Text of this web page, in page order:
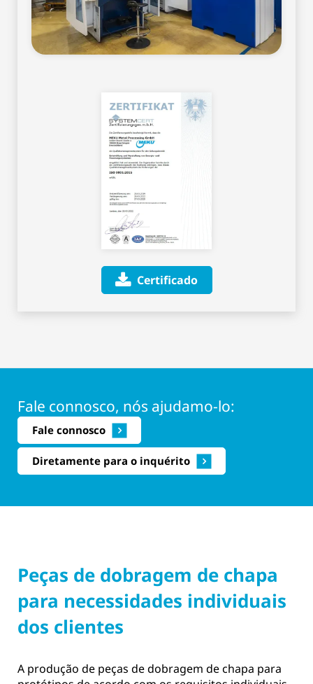
Certificado
Fale connosco, nós ajudamo-lo:
Fale connosco
Diretamente para o inquérito
Peças de dobragem de chapa
para necessidades individuais
dos clientes
A produção de peças de dobragem de chapa para